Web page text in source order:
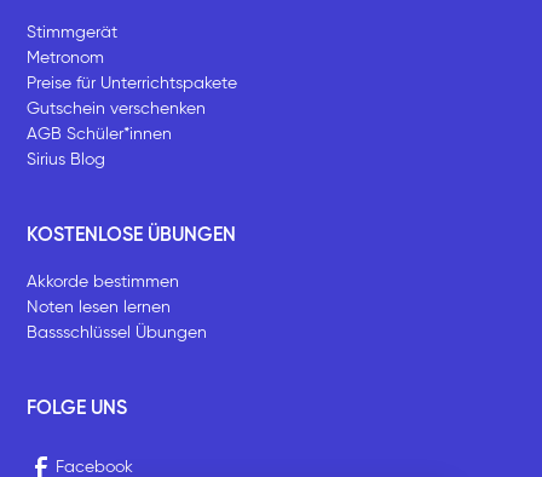
Stimmgerät
Metronom
Preise für Unterrichtspakete
Gutschein verschenken
AGB Schüler*innen
Sirius Blog
KOSTENLOSE ÜBUNGEN
Akkorde bestimmen
Noten lesen lernen
Bassschlüssel Übungen
FOLGE UNS
Facebook